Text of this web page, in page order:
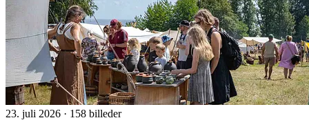
23. juli 2026 · 158 billeder